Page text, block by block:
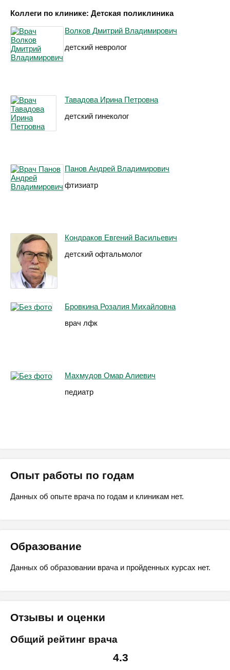
Коллеги по клинике: Детская поликлиника
Волков Дмитрий Владимирович
детский невролог
Тавадова Ирина Петровна
детский гинеколог
Панов Андрей Владимирович
фтизиатр
Кондраков Евгений Васильевич
детский офтальмолог
Бровкина Розалия Михайловна
врач лфк
Махмудов Омар Алиевич
педиатр
Опыт работы по годам
Данных об опыте врача по годам и клиникам нет.
Образование
Данных об образовании врача и пройденных курсах нет.
Отзывы и оценки
Общий рейтинг врача
4.3